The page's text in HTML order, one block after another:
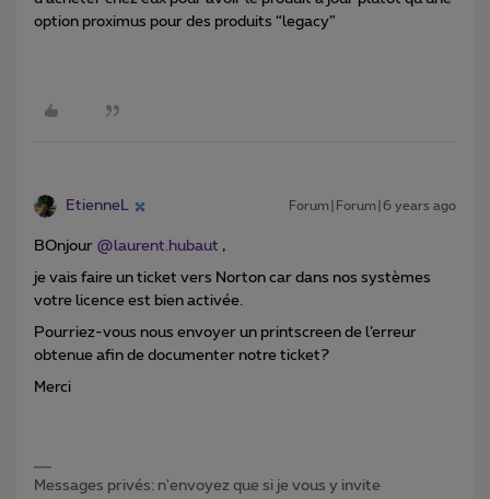
option proximus pour des produits “legacy”
EtienneL Forum|Forum|6 years ago
BOnjour @laurent.hubaut ,
je vais faire un ticket vers Norton car dans nos systèmes
votre licence est bien activée.
Pourriez-vous nous envoyer un printscreen de l’erreur
obtenue afin de documenter notre ticket?
Merci
Messages privés: n'envoyez que si je vous y invite